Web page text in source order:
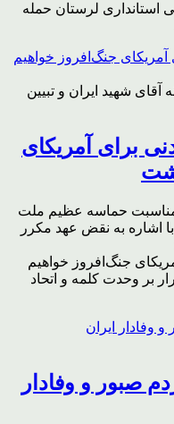
استانداری لرستان حمله
شهید ایران و تبیین
برای آمریکای
مناسبت حماسه عظیم ملت
با اشاره به نقض عهد مکرر
جنگ‌افروز خواهیم
بر وحدت کلمه و اتحاد
صبور و وفادار